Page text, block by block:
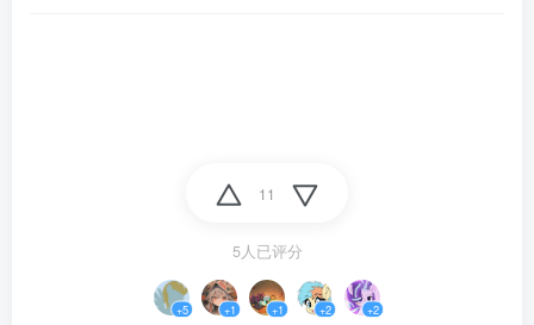
11
5人已评分
+5 +1 +1 +2 +2